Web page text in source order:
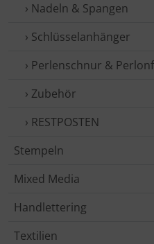
› Nadeln & Spangen
› Schlüssel­anhänger
› Perlen­schnur &
› Zubehör
› REST­POSTEN
Stempeln
Mixed Media
Handlettering
Textilien